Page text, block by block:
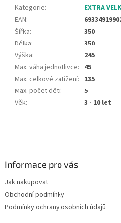
Kategorie:
EXTRA
EAN:
Šířka:
350
Délka:
350
Výška:
245
Max. váha jednotlivce: 45
Max. celkové zatížení: 135
Max. počet dětí:
5
Věk: 3 - 10 let
Informace pro vás
Jak nakupovat
Obchodní podmínky
Podmínky ochrany osobních údajů